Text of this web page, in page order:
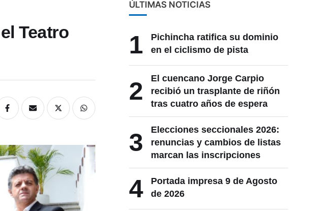
Teatro
ÚLTIMAS NOTICIAS
1
Pichincha ratifica su dominio
en el ciclismo de pista
2
El cuencano Jorge Carpio
recibió un trasplante de riñón
tras cuatro años de espera
3
Elecciones seccionales 2026:
renuncias y cambios de listas
marcan las inscripciones
4
Portada impresa 9 de Agosto
de 2026